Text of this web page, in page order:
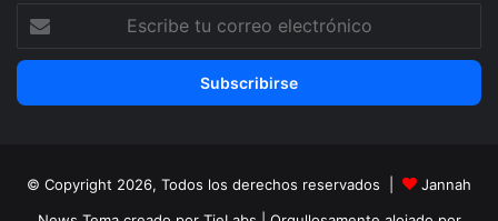
correo
© Copyright 2026, Todos los derechos reservados |
Jannah